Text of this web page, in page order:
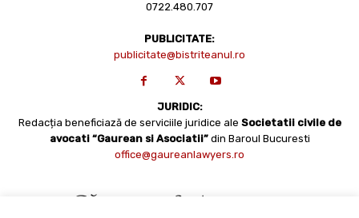
0722.480.707
PUBLICITATE:
publicitate@bistriteanul.ro
JURIDIC:
Redacția beneficiază de serviciile juridice ale Societatii civile de
avocati “Gaurean si Asociatii” din Baroul Bucuresti
office@gaureanlawyers.ro